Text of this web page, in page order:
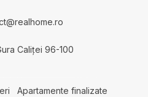
Caliței 96-100
Apartamente finalizate